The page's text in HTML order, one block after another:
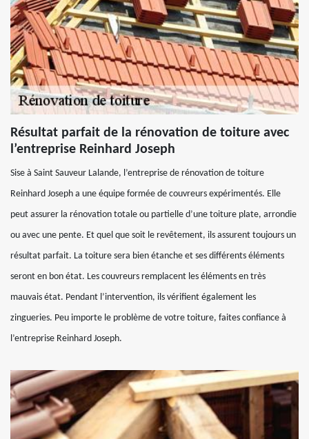
Résultat parfait de la rénovation de toiture avec
l’entreprise Reinhard Joseph
Sise à Saint Sauveur Lalande, l’entreprise de rénovation de toiture
Reinhard Joseph a une équipe formée de couvreurs expérimentés. Elle
peut assurer la rénovation totale ou partielle d’une toiture plate, arrondie
ou avec une pente. Et quel que soit le revêtement, ils assurent toujours un
résultat parfait. La toiture sera bien étanche et ses différents éléments
seront en bon état. Les couvreurs remplacent les éléments en très
mauvais état. Pendant l’intervention, ils vérifient également les
zingueries. Peu importe le problème de votre toiture, faites confiance à
l’entreprise Reinhard Joseph.